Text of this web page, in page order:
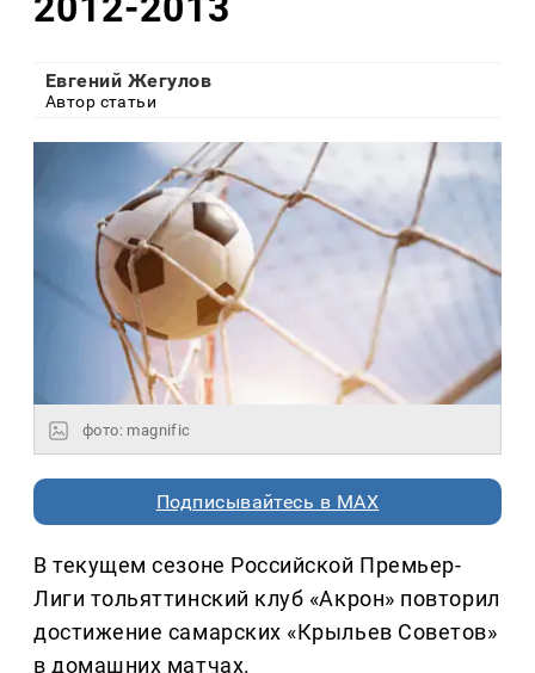
Евгений Жегулов
Автор статьи
фото: magnific
Подписывайтесь в MAX
В текущем сезоне Российской Премьер-
Лиги тольяттинский клуб «Акрон» повторил
достижение самарских «Крыльев Советов»
в домашних матчах.